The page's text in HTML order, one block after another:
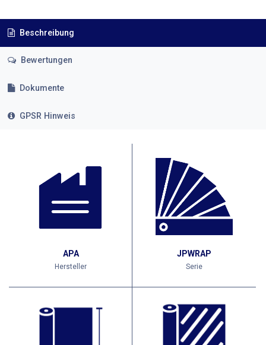
Beschreibung
Bewertungen
Dokumente
GPSR Hinweis
APA
Hersteller
JPWRAP
Serie